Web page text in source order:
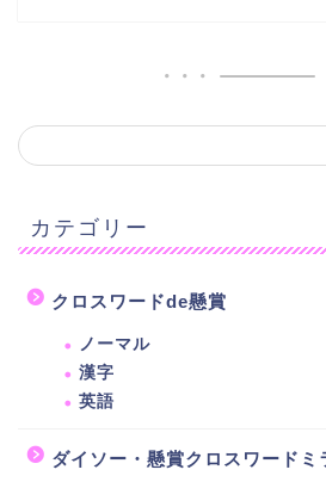
カテゴリー
クロスワードde懸賞
ノーマル
漢字
英語
ダイソー・懸賞クロスワードミ